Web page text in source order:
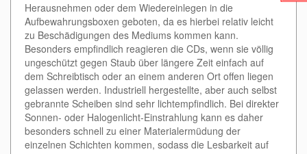
Herausnehmen oder dem Wiedereinlegen in die
Aufbewahrungsboxen geboten, da es hierbei relativ leicht
zu Beschädigungen des Mediums kommen kann.
Besonders empfindlich reagieren die CDs, wenn sie völlig
ungeschützt gegen Staub über längere Zeit einfach auf
dem Schreibtisch oder an einem anderen Ort offen liegen
gelassen werden. Industriell hergestellte, aber auch selbst
gebrannte Scheiben sind sehr lichtempfindlich. Bei direkter
Sonnen- oder Halogenlicht-Einstrahlung kann es daher
besonders schnell zu einer Materialermüdung der
einzelnen Schichten kommen, sodass die Lesbarkeit auf